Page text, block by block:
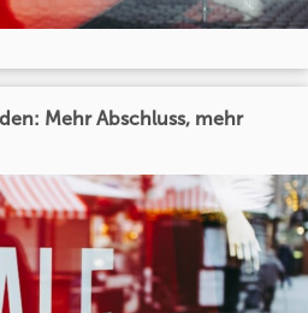
Mehr Abschluss, mehr